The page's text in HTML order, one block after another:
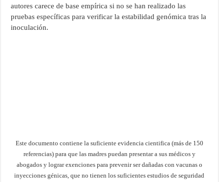
autores carece de base empírica si no se han realizado las
pruebas específicas para verificar la estabilidad genómica tras la
inoculación.
Este documento contiene la suficiente evidencia cientifica (más de 150
referencias) para que las madres puedan presentar a sus médicos y
abogados y lograr exenciones para prevenir ser dañadas con vacunas o
inyecciones génicas, que no tienen los suficientes estudios de seguridad